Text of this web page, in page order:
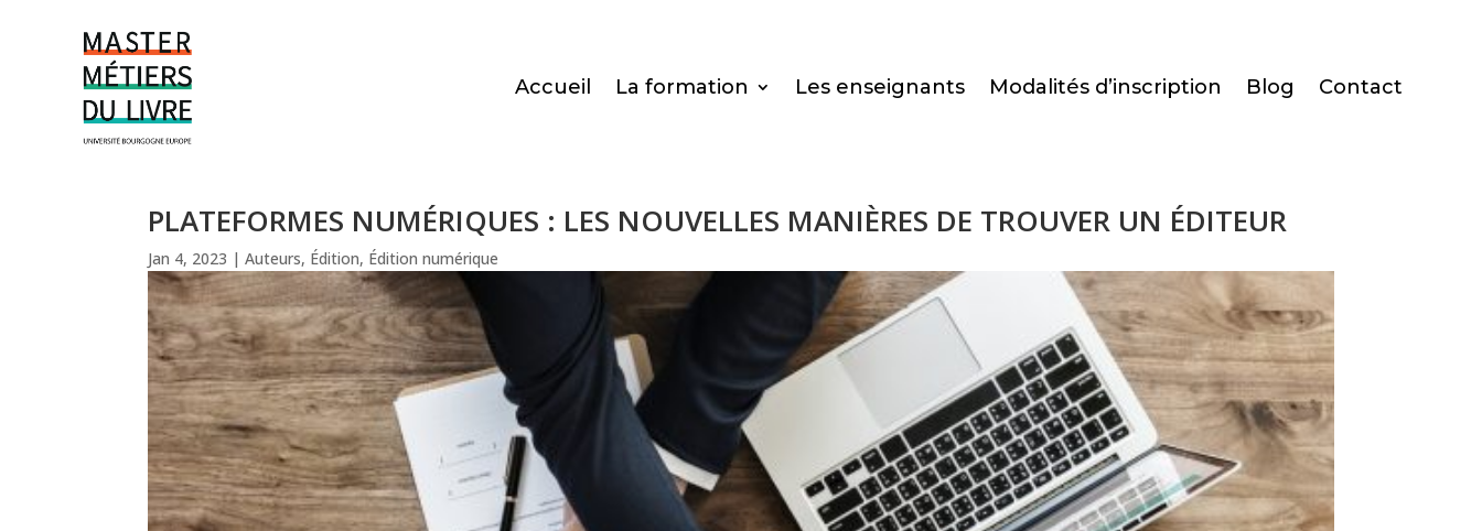
Accueil La formation Les enseignants Modalités d’inscription Blog Contact
PLATEFORMES NUMÉRIQUES : LES NOUVELLES MANIÈRES DE TROUVER UN ÉDITEUR
Jan 4, 2023 |Auteurs, Édition, Édition numérique